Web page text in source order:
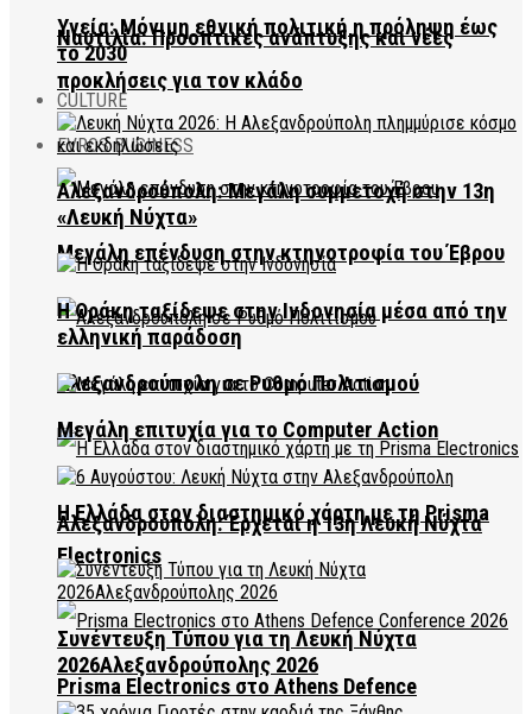
Ναυτιλία: Προοπτικές ανάπτυξης και νέες
προκλήσεις για τον κλάδο
EVROS BUSINESS
Μεγάλη επένδυση στην κτηνοτροφία του Έβρου
Αλεξανδρούπολη σε Ρυθμό Πολιτισμού
Η Ελλάδα στον διαστημικό χάρτη με τη Prisma
Electronics
Prisma Electronics στο Athens Defence
Υγεία: Μόνιμη εθνική πολιτική η πρόληψη έως
το 2030
CULTURE
Αλεξανδρούπολη: Μεγάλη συμμετοχή στην 13η
«Λευκή Νύχτα»
Η Θράκη ταξίδεψε στην Ινδονησία μέσα από την
ελληνική παράδοση
Μεγάλη επιτυχία για το Computer Action
Αλεξανδρούπολη: Έρχεται η 13η Λευκή Νύχτα
Συνέντευξη Τύπου για τη Λευκή Νύχτα
2026Αλεξανδρούπολης 2026